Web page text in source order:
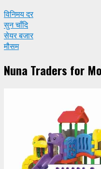
विनिमय दर
सुन चाँदि
सेयर बजार
मौसम
Nuna Traders for